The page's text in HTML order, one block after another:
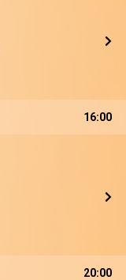
16:00
20:00